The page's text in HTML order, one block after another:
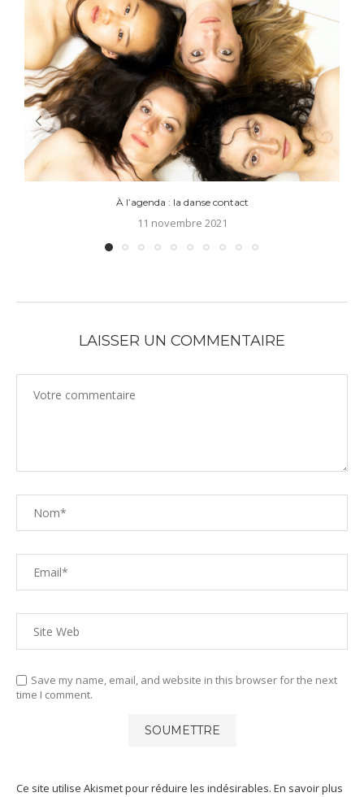
À l’agenda : la danse contact
11 novembre 2021
LAISSER UN COMMENTAIRE
Save my name, email, and website in this browser for the next
time I comment.
Ce site utilise Akismet pour réduire les indésirables. En savoir plus